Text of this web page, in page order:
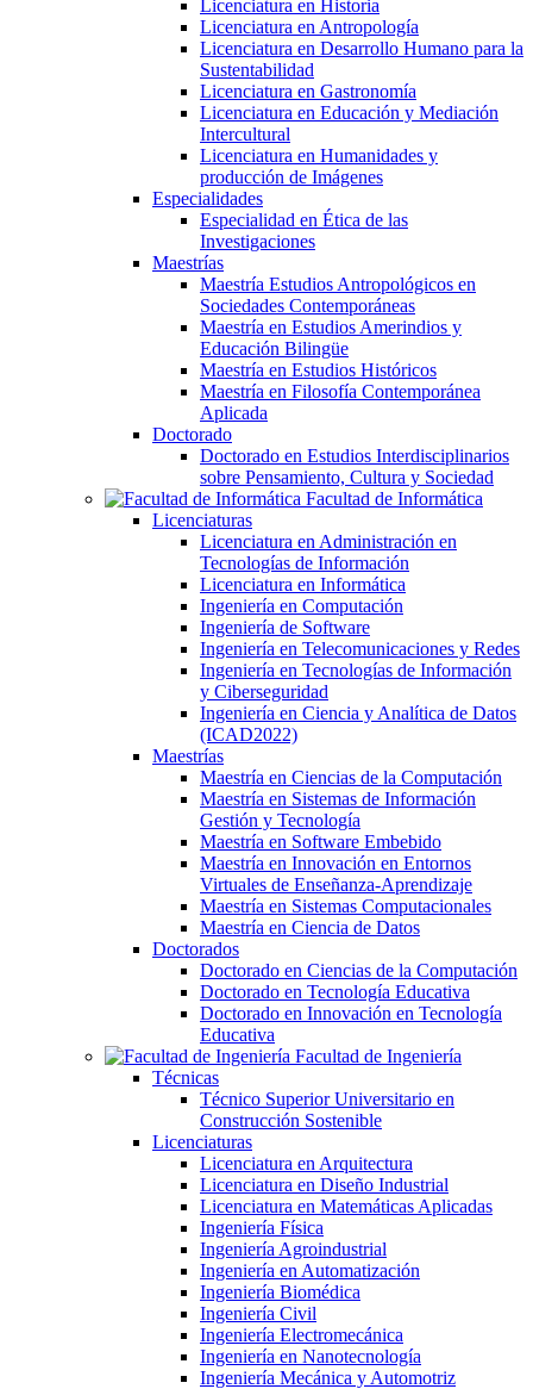
Licenciatura en Historia
Licenciatura en Antropología
Licenciatura en Desarrollo Humano para la
Sustentabilidad
Licenciatura en Gastronomía
Licenciatura en Educación y Mediación
Intercultural
Licenciatura en Humanidades y
producción de Imágenes
Especialidades
Especialidad en Ética de las
Investigaciones
Maestrías
Maestría Estudios Antropológicos en
Sociedades Contemporáneas
Maestría en Estudios Amerindios y
Educación Bilingüe
Maestría en Estudios Históricos
Maestría en Filosofía Contemporánea
Aplicada
Doctorado
Doctorado en Estudios Interdisciplinarios
sobre Pensamiento, Cultura y Sociedad
Facultad de Informática
Licenciaturas
Licenciatura en Administración en
Tecnologías de Información
Licenciatura en Informática
Ingeniería en Computación
Ingeniería de Software
Ingeniería en Telecomunicaciones y Redes
Ingeniería en Tecnologías de Información
y Ciberseguridad
Ingeniería en Ciencia y Analítica de Datos
(ICAD2022)
Maestrías
Maestría en Ciencias de la Computación
Maestría en Sistemas de Información
Gestión y Tecnología
Maestría en Software Embebido
Maestría en Innovación en Entornos
Virtuales de Enseñanza-Aprendizaje
Maestría en Sistemas Computacionales
Maestría en Ciencia de Datos
Doctorados
Doctorado en Ciencias de la Computación
Doctorado en Tecnología Educativa
Doctorado en Innovación en Tecnología
Educativa
Facultad de Ingeniería
Técnicas
Técnico Superior Universitario en
Construcción Sostenible
Licenciaturas
Licenciatura en Arquitectura
Licenciatura en Diseño Industrial
Licenciatura en Matemáticas Aplicadas
Ingeniería Física
Ingeniería Agroindustrial
Ingeniería en Automatización
Ingeniería Biomédica
Ingeniería Civil
Ingeniería Electromecánica
Ingeniería en Nanotecnología
Ingeniería Mecánica y Automotriz